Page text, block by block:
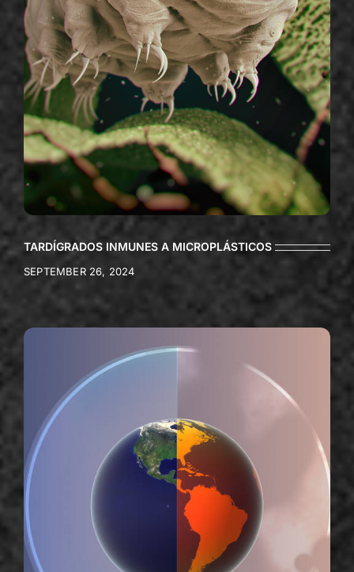
TARDÍGRADOS INMUNES A MICROPLÁSTICOS
SEPTEMBER 26, 2024